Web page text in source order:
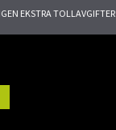
EKSTRA TOLLAVGIFTER